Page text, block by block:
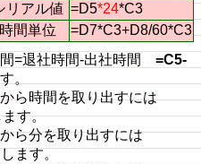
リアル値 =D5*24*C3
時間単位
=D7*C3+D8/60*C3
=退社時間-出社時間 =C5-
。
ら時間を取り出すには
す。
ら分を取り出すには
ます。